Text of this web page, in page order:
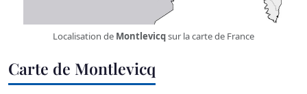
Localisation de Montlevicqsur la carte de France
Carte de Montlevicq